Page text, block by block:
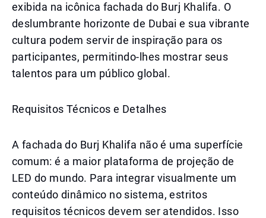
exibida na icônica fachada do Burj Khalifa. O
deslumbrante horizonte de Dubai e sua vibrante
cultura podem servir de inspiração para os
participantes, permitindo-lhes mostrar seus
talentos para um público global.
Requisitos Técnicos e Detalhes
A fachada do Burj Khalifa não é uma superfície
comum: é a maior plataforma de projeção de
LED do mundo. Para integrar visualmente um
conteúdo dinâmico no sistema, estritos
requisitos técnicos devem ser atendidos. Isso